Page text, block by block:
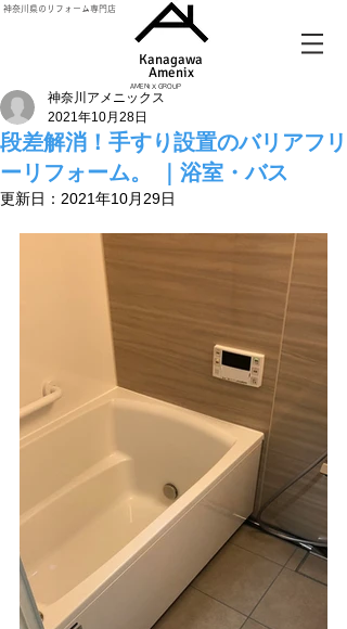
神奈川県のリフォーム専門店
Kanagawa
Amenix​
AMENIX GROUP
段差解消！手すり設置のバリアフリ
ーリフォーム。 ｜浴室・バス
神奈川アメニックス
2021年10月28日
更新日： 2021年10月29日